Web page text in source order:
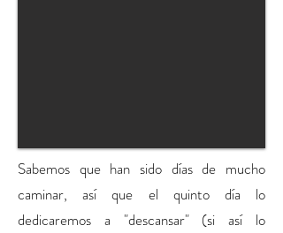
Sabemos que han sido días de mucho
caminar, así que el quinto día lo
dedicaremos a "descansar" (si así lo